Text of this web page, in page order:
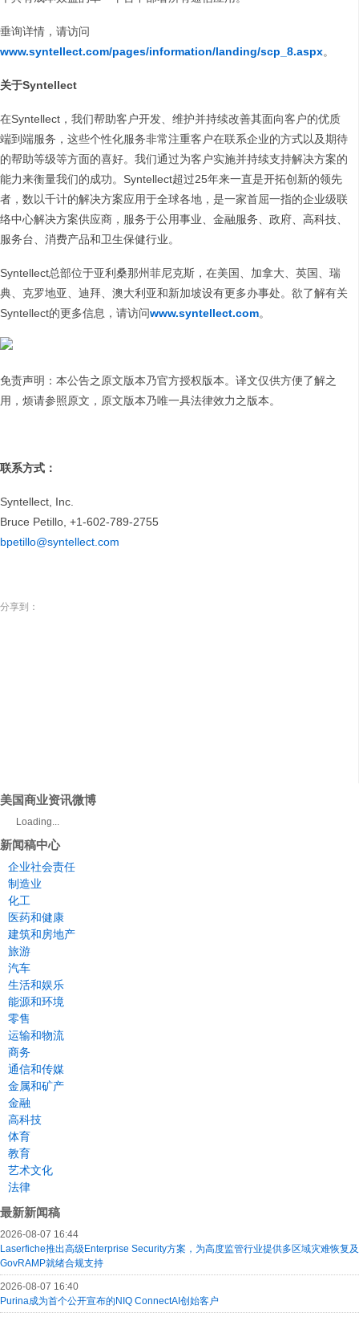
垂询详情，请访问
www.syntellect.com/pages/information/landing/scp_8.aspx。
关于Syntellect
在Syntellect，我们帮助客户开发、维护并持续改善其面向客户的优质
端到端服务，这些个性化服务非常注重客户在联系企业的方式以及期待
的帮助等级等方面的喜好。我们通过为客户实施并持续支持解决方案的
能力来衡量我们的成功。Syntellect超过25年来一直是开拓创新的领先
者，数以千计的解决方案应用于全球各地，是一家首屈一指的企业级联
络中心解决方案供应商，服务于公用事业、金融服务、政府、高科技、
服务台、消费产品和卫生保健行业。
Syntellect总部位于亚利桑那州菲尼克斯，在美国、加拿大、英国、瑞
典、克罗地亚、迪拜、澳大利亚和新加坡设有更多办事处。欲了解有关
Syntellect的更多信息，请访问www.syntellect.com。
免责声明：本公告之原文版本乃官方授权版本。译文仅供方便了解之
用，烦请参照原文，原文版本乃唯一具法律效力之版本。
联系方式：
Syntellect, Inc.
Bruce Petillo, +1-602-789-2755
bpetillo@syntellect.com
分享到：
美国商业资讯微博
Loading...
新闻稿中心
企业社会责任
制造业
化工
医药和健康
建筑和房地产
旅游
汽车
生活和娱乐
能源和环境
零售
运输和物流
商务
通信和传媒
金属和矿产
金融
高科技
体育
教育
艺术文化
法律
最新新闻稿
2026-08-07 16:44
Laserfiche推出高级Enterprise Security方案，为高度监管行业提供多区域灾难恢复及
GovRAMP就绪合规支持
2026-08-07 16:40
Purina成为首个公开宣布的NIQ ConnectAI创始客户